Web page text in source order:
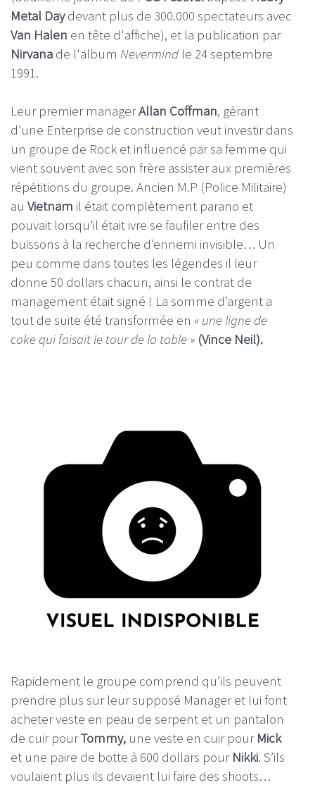
Metal Daydevant plus de 300.000 spectateurs avec
Van Halen en tête d'affiche), et la publication par
Nirvana de l'album Nevermind le 24 septembre
1991.
Leur premier managerAllan Coffman, gérant
d’une Enterprise de construction veut investir dans
un groupe de Rock et influencé par sa femme qui
vient souvent avec son frère assister aux premières
répétitions du groupe. Ancien M.P (Police Militaire)
au Vietnam il était complètement parano et
pouvait lorsqu’il était ivre se faufiler entre des
buissons à la recherche d’ennemi invisible… Un
peu comme dans toutes les légendes il leur
donne 50 dollars chacun, ainsi le contrat de
management était signé ! La somme d’argent a
tout de suite été transformée en « une ligne de
coke qui faisait le tour de la table » (Vince Neil).
Rapidement le groupe comprend qu’ils peuvent
prendre plus sur leur supposé Manager et lui font
acheter veste en peau de serpent et un pantalon
de cuir pourTommy, une veste en cuir pour Mick
et une paire de botte à 600 dollars pour Nikki. S’ils
voulaient plus ils devaient lui faire des shoots…